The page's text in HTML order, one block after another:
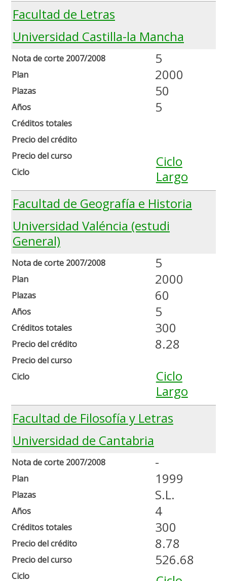
Facultad de Letras
Universidad Castilla-la Mancha
Nota de corte 2007/2008
Plan
Plazas
Años
Créditos totales
Precio del crédito
Precio del curso
Ciclo
5
2000
50
5
Ciclo
Largo
Facultad de Geografía e Historia
Universidad Valéncia (estudi
General)
Nota de corte 2007/2008
Plan
Plazas
Años
Créditos totales
Precio del crédito
Precio del curso
Ciclo
5
2000
60
5
300
8.28
Ciclo
Largo
Facultad de Filosofía y Letras
Universidad de Cantabria
Nota de corte 2007/2008
Plan
Plazas
Años
Créditos totales
Precio del crédito
Precio del curso
Ciclo
-
1999
S.L.
4
300
8.78
526.68